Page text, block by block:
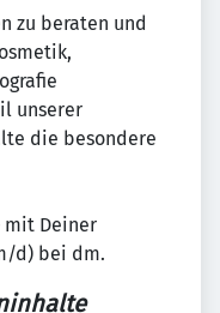
zu beraten und
unserer
die besondere
mit Deiner
d) bei dm.